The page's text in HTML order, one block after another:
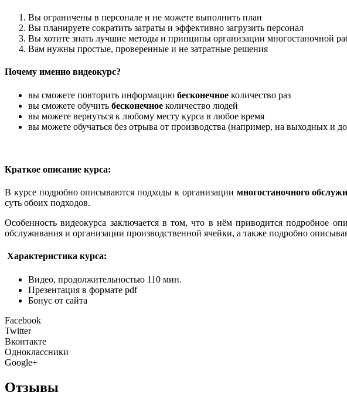
Вы ограничены в персонале и не можете выполнить план
Вы планируете сократить затраты и эффективно загрузить персонал
Вы хотите знать лучшие методы и принципы организации многостаночной
Вам нужны простые, проверенные и не затратные решения
Почему именно видеокурс?
вы сможете повторить информацию бесконечное количество раз
вы сможете обучить бесконечное количество людей
вы можете вернуться к любому месту курса в любое время
вы можете обучаться без отрыва от производства (например, на выходных и
Краткое описание курса:
В курсе подробно описываются подходы к организации многостаночного
суть обоих подходов.
Особенность видеокурса заключается в том, что в нём приводится подробное
обслуживания и организации производственной ячейки, а также подробно
Характеристика курса:
Видео, продолжительностью 110 мин.
Презентация в формате pdf
Бонус от сайта
Facebook
Twitter
Вконтакте
Одноклассники
Google+
Отзывы